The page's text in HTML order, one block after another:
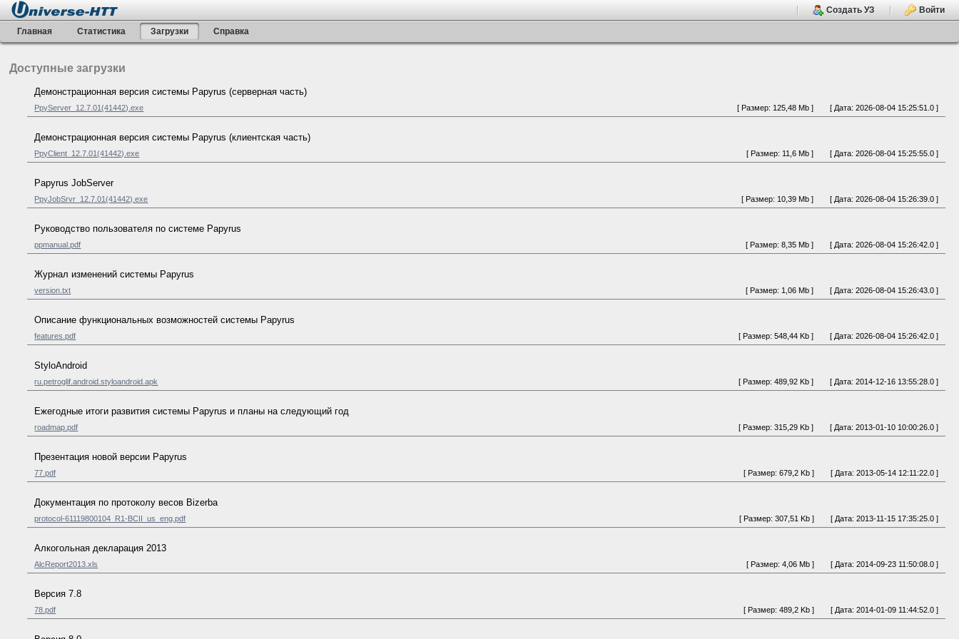
Создать УЗ Войти
Главная Статистика Загрузки Справка
Доступные загрузки
Демонстрационная версия системы Papyrus (серверная часть)
PpyServer_12.7.01(41442).exe [ Дата: 2026-08-04 15:25:51.0 ]
[ Размер: 125,48 Mb ]
Демонстрационная версия системы Papyrus (клиентская часть)
PpyClient_12.7.01(41442).exe [ Дата: 2026-08-04 15:25:55.0 ]
[ Размер: 11,6 Mb ]
Papyrus JobServer
PpyJobSrvr_12.7.01(41442).exe [ Дата: 2026-08-04 15:26:39.0 ]
[ Размер: 10,39 Mb ]
Руководство пользователя по системе Papyrus
ppmanual.pdf [ Дата: 2026-08-04 15:26:42.0 ]
[ Размер: 8,35 Mb ]
Журнал изменений системы Papyrus
version.txt [ Дата: 2026-08-04 15:26:43.0 ]
[ Размер: 1,06 Mb ]
Описание функциональных возможностей системы Papyrus
features.pdf [ Дата: 2026-08-04 15:26:42.0 ]
[ Размер: 548,44 Kb ]
StyloAndroid
ru.petroglif.android.styloandroid.apk [ Дата: 2014-12-16 13:55:28.0 ]
[ Размер: 489,92 Kb ]
Ежегодные итоги развития системы Papyrus и планы на следующий год
roadmap.pdf [ Дата: 2013-01-10 10:00:26.0 ]
[ Размер: 315,29 Kb ]
Презентация новой версии Papyrus
77.pdf [ Дата: 2013-05-14 12:11:22.0 ]
[ Размер: 679,2 Kb ]
Документация по протоколу весов Bizerba
protocol-61119800104_R1-BCII_us_eng.pdf [ Дата: 2013-11-15 17:35:25.0 ]
[ Размер: 307,51 Kb ]
Алкогольная декларация 2013
AlcReport2013.xls [ Дата: 2014-09-23 11:50:08.0 ]
[ Размер: 4,06 Mb ]
Версия 7.8
78.pdf [ Дата: 2014-01-09 11:44:52.0 ]
[ Размер: 489,2 Kb ]